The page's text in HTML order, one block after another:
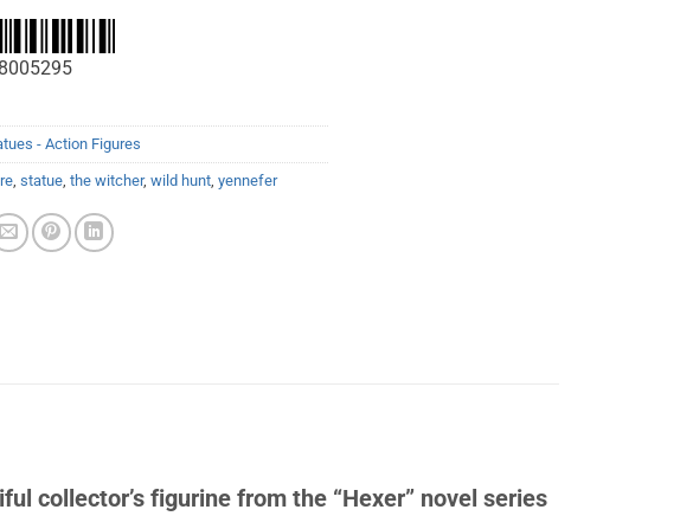
- Action Figures
statue the witcher, wild hunt yennefer
collector’s figurine from the “Hexer” novel series